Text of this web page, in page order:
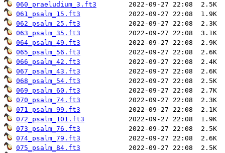
060_praeludium_3.ft3
061_psalm_15.ft3
062_psalm_25.ft3
063_psalm_35.ft3
064_psalm_49.ft3
065_psalm_56.ft3
066_psalm_42.ft3
067_psalm_43.ft3
068_psalm_54.ft3
069_psalm_60.ft3
070_psalm_74.ft3
071_psalm_99.ft3
072_psalm_101.ft3
073_psalm_76.ft3
074_psalm_79.ft3
075_psalm_84.ft3